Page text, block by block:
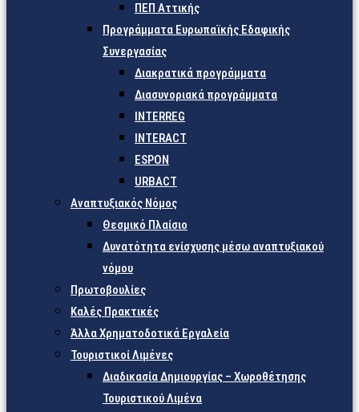
ΠΕΠ Αττικής
Προγράμματα Ευρωπαϊκής Εδαφικής
Συνεργασίας
Διακρατικά προγράμματα
Διασυνοριακά προγράμματα
INTERREG
INTERACT
ESPON
URBACT
Αναπτυξιακός Νόμος
Θεσμικό Πλαίσιο
Δυνατότητα ενίσχυσης μέσω αναπτυξιακού
νόμου
Πρωτοβουλίες
Καλές Πρακτικές
Άλλα Χρηματοδοτικά Εργαλεία
Τουριστικοί Λιμένες
Διαδικασία Δημιουργίας – Χωροθέτησης
Τουριστικού Λιμένα